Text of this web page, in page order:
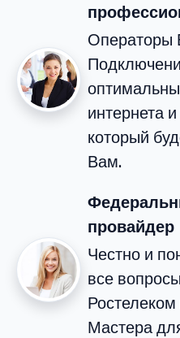
Операторы
интернета
который
Вам.
провайдер
Честно и
все
Мастера